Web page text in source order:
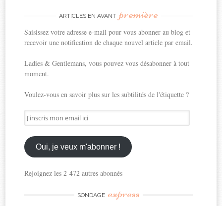
ARTICLES EN AVANT première
Saisissez votre adresse e-mail pour vous abonner au blog et
recevoir une notification de chaque nouvel article par email.
Ladies & Gentlemans, vous pouvez vous désabonner à tout
moment.
Voulez-vous en savoir plus sur les subtilités de l'étiquette ?
J'inscris
mon
email
ici
Oui, je veux m'abonner !
Rejoignez les 2 472 autres abonnés
SONDAGE express